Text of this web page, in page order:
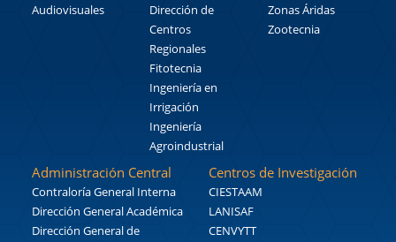
Audiovisuales
Dirección de
Centros
Regionales
Fitotecnia
Ingeniería en
Irrigación
Ingeniería
Agroindustrial
Zonas Áridas
Zootecnia
Administración Central
Contraloría General Interna
Dirección General Académica
Dirección General de
Centros de Investigación
CIESTAAM
LANISAF
CENVYTT